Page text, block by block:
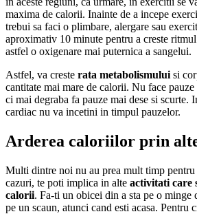
maxima de calorii. Inainte de a incepe
trebui sa faci o plimbare, alergare sau
aproximativ 10 minute pentru a creste
astfel o oxigenare mai puternica a sangelui.
Astfel, va creste rata metabolismului si
cantitate mai mare de calorii. Nu face
ci mai degraba fa pauze mai dese si scurte.
cardiac nu va incetini in timpul pauzelor.
Arderea caloriilor prin
Multi dintre noi nu au prea mult timp pentru
cazuri, te poti implica in alte activitati care
calorii. Fa-ti un obicei din a sta pe o minge
pe un scaun, atunci cand esti acasa. Pentru